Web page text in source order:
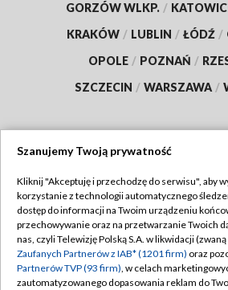
GORZÓW WLKP. /
KRAKÓW / LUBLIN / ŁÓDŹ /
OPOLE / POZNAŃ /
SZCZECIN / WARSZAWA /
TVP
Abonament TVP
Emisja w TVP
Centrum informacji TVP
Regulamin TVP
Polityka
Moje zgody
Szanujemy Twoją prywatność
Kliknij "Akceptuję i przechodzę do serwisu", aby
korzystanie z technologii automatycznego
dostęp do informacji na Twoim urządzeniu
przechowywanie oraz na przetwarzanie Twoich
nas, czyli Telewizję Polską S.A. w likwidacji
Zaufanych Partnerów z IAB* (1201 firm) oraz
Partnerów TVP (93 firm), w celach
zautomatyzowanego dopasowania reklam do